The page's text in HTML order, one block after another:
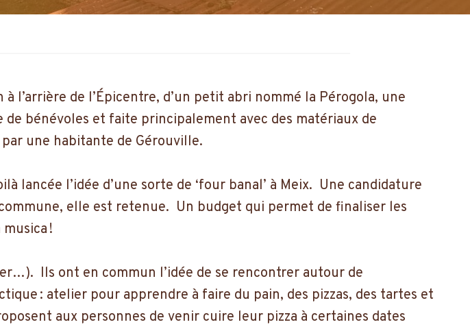
l’arrière de l’Épicentre, d’un petit abri nommé la Pérogola, une
bénévoles et faite principalement avec des matériaux de
une habitante de Gérouville.
l’idée d’une sorte de ‘four banal’ à Meix. Une candidature
elle est retenue. Un budget qui permet de finaliser les
!
Ils ont en commun l’idée de se rencontrer autour de
: atelier pour apprendre à faire du pain, des pizzas, des tartes et
aux personnes de venir cuire leur pizza à certaines dates